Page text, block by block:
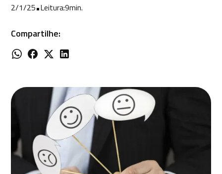
2/1/25•Leitura:9min.
Compartilhe: